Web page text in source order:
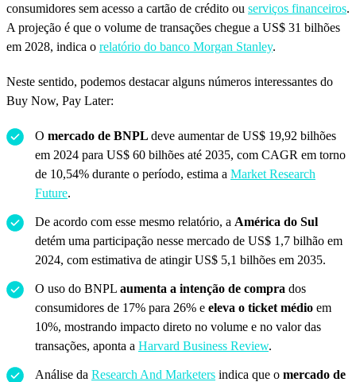
consumidores sem acesso a cartão de crédito ou serviços financeiros.
A projeção é que o volume de transações chegue a US$ 31 bilhões
em 2028, indica o relatório do banco Morgan Stanley.
Neste sentido, podemos destacar alguns números interessantes do
Buy Now, Pay Later:
O mercado de BNPL deve aumentar de US$ 19,92 bilhões
em 2024 para US$ 60 bilhões até 2035, com CAGR em torno
de 10,54% durante o período, estima a Market Research
Future.
De acordo com esse mesmo relatório, a América do Sul
detém uma participação nesse mercado de US$ 1,7 bilhão em
2024, com estimativa de atingir US$ 5,1 bilhões em 2035.
O uso do BNPL aumenta a intenção de compra dos
consumidores de 17% para 26% e eleva o ticket médio em
10%, mostrando impacto direto no volume e no valor das
transações, aponta a Harvard Business Review.
Análise da Research And Marketers indica que o mercado de